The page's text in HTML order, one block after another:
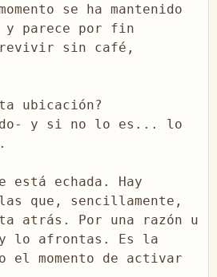
se ha mantenido
y parece por fin
sin café,
ubicación?
y si no lo es... lo
está echada. Hay
que, sencillamente,
atrás. Por una razón u
lo afrontas. Es la
el momento de activar